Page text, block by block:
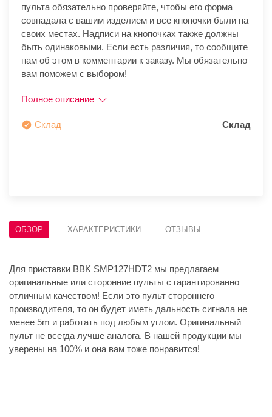
пульта обязательно проверяйте, чтобы его форма
совпадала с вашим изделием и все кнопочки были на
своих местах. Надписи на кнопочках также должны
быть одинаковыми. Если есть различия, то сообщите
нам об этом в комментарии к заказу. Мы обязательно
вам поможем с выбором!
Полное описание
Склад Склад
ОБЗОР ХАРАКТЕРИСТИКИ ОТЗЫВЫ
Для приставки BBK SMP127HDT2 мы предлагаем
оригинальные или сторонние пульты с гарантированно
отличным качеством! Если это пульт стороннего
производителя, то он будет иметь дальность сигнала не
менее 5m и работать под любым углом. Оригинальный
пульт не всегда лучше аналога. В нашей продукции мы
уверены на 100% и она вам тоже понравится!